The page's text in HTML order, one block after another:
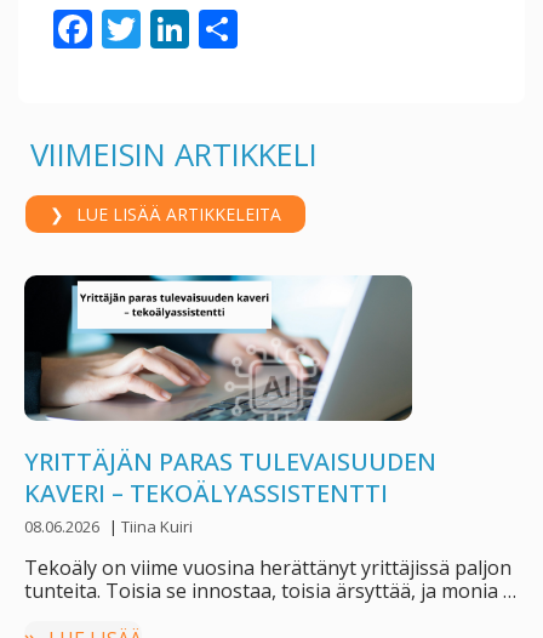
F
b
o
o
T
er
Li
e
dI
n
e
VIIMEISIN ARTIKKELI
LUE LISÄÄ ARTIKKELEITA
YRITTÄJÄN PARAS TULEVAISUUDEN
KAVERI – TEKOÄLYASSISTENTTI
08.06.2026 | Tiina Kuiri
Tekoäly on viime vuosina herättänyt yrittäjissä paljon
tunteita. Toisia se innostaa, toisia ärsyttää, ja monia …